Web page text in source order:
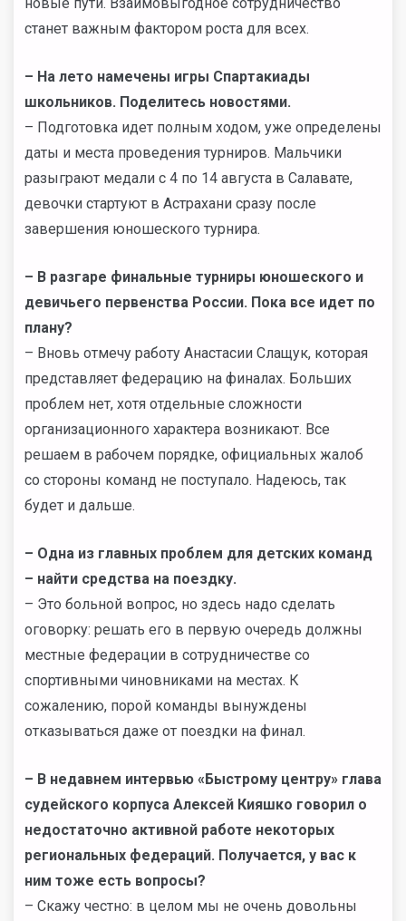
станет важным фактором роста для всех.
– На лето намечены игры Спартакиады
школьников. Поделитесь новостями.
– Подготовка идет полным ходом, уже определены
даты и места проведения турниров. Мальчики
разыграют медали с 4 по 14 августа в Салавате,
девочки стартуют в Астрахани сразу после
завершения юношеского турнира.
– В разгаре финальные турниры юношеского и
девичьего первенства России. Пока все идет по
плану?
– Вновь отмечу работу Анастасии Слащук, которая
представляет федерацию на финалах. Больших
проблем нет, хотя отдельные сложности
организационного характера возникают. Все
решаем в рабочем порядке, официальных жалоб
со стороны команд не поступало. Надеюсь, так
будет и дальше.
– Одна из главных проблем для детских команд
– найти средства на поездку.
– Это больной вопрос, но здесь надо сделать
оговорку: решать его в первую очередь должны
местные федерации в сотрудничестве со
спортивными чиновниками на местах. К
сожалению, порой команды вынуждены
отказываться даже от поездки на финал.
– В недавнем интервью «Быстрому центру» глава
судейского корпуса Алексей Кияшко говорил о
недостаточно активной работе некоторых
региональных федераций. Получается, у вас к
ним тоже есть вопросы?
– Скажу честно: в целом мы не очень довольны